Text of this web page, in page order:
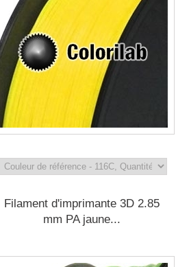
Filament d'imprimante 3D 2.85
mm PA jaune...